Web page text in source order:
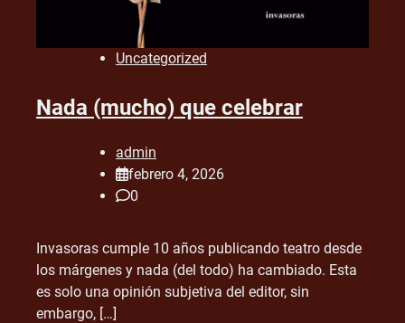
Uncategorized
Nada (mucho) que celebrar
admin
febrero 4, 2026
0
Invasoras cumple 10 años publicando teatro desde
los márgenes y nada (del todo) ha cambiado. Esta
es solo una opinión subjetiva del editor, sin
embargo, […]